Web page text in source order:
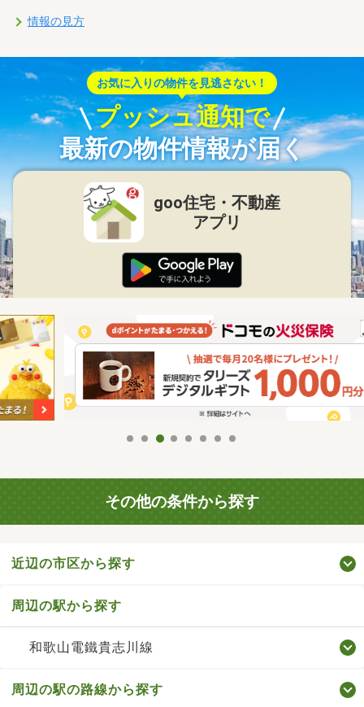
情報の見方
お気に入りの物件を見逃さない！
プッシュ通知で
最新の物件情報が届く
goo住宅・不動産
アプリ
その他の条件から探す
近辺の市区から探す
周辺の駅から探す
和歌山電鐵貴志川線
周辺の駅の路線から探す